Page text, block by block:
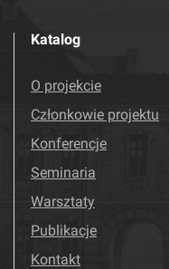
Katalog
O projekcie
Członkowie projektu
Konferencje
Seminaria
Warsztaty
Publikacje
Kontakt